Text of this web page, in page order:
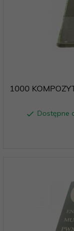
1000
Dostępne